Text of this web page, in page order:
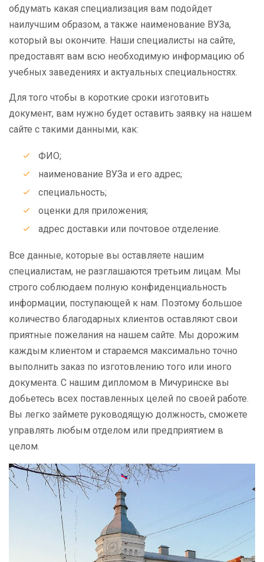
обдумать какая специализация вам подойдет
наилучшим образом, а также наименование ВУЗа,
который вы окончите. Наши специалисты на сайте,
предоставят вам всю необходимую информацию об
учебных заведениях и актуальных специальностях.
Для того чтобы в короткие сроки изготовить
документ, вам нужно будет оставить заявку на нашем
сайте с такими данными, как:
ФИО;
наименование ВУЗа и его адрес;
специальность;
оценки для приложения;
адрес доставки или почтовое отделение.
Все данные, которые вы оставляете нашим
специалистам, не разглашаются третьим лицам. Мы
строго соблюдаем полную конфиденциальность
информации, поступающей к нам. Поэтому большое
количество благодарных клиентов оставляют свои
приятные пожелания на нашем сайте. Мы дорожим
каждым клиентом и стараемся максимально точно
выполнить заказ по изготовлению того или иного
документа. С нашим дипломом в Мичуринске вы
добьетесь всех поставленных целей по своей работе.
Вы легко займете руководящую должность, сможете
управлять любым отделом или предприятием в
целом.